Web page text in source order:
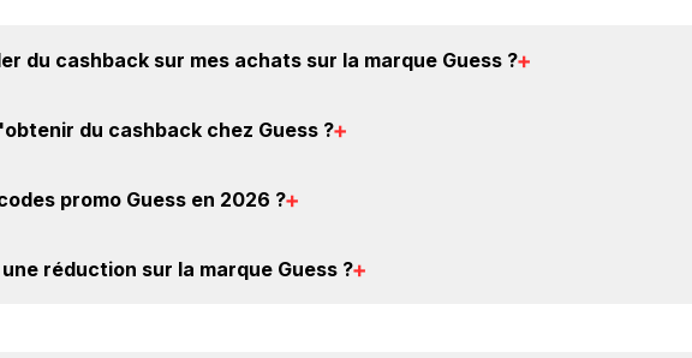
du cashback sur mes achats sur la marque Guess ?
votre achat, et vous verrez apparaître le cashback dans votre cagnotte
du cashback chez Guess ?
c'est donc gratuit d'obtenir du cashback chez Guess.
promo Guess en 2026 ?
promo Guess sont disponibles.
réduction sur la marque Guess ?